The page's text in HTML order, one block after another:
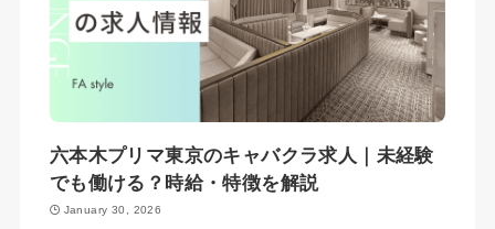
六本木プリマ東京のキャバクラ求人｜未経験
でも働ける？時給・特徴を解説
January 30, 2026